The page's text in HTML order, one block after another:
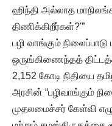
ஹிந்தி அல்லாத
திணிக்கிறீர்கள்?'”
பழி வாங்கும் நிலைப்பாடு
ஒருங்கிணைந்தத்
2,152 கோடி நிதியை
அரசின் “பழிவாங்கும்
முதலமைச்சர் கேள்வி